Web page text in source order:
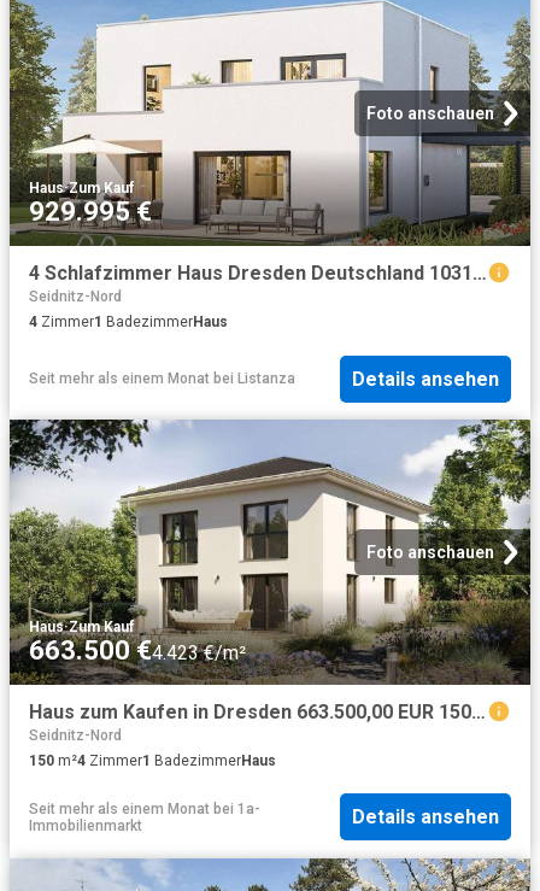
Foto anschauen
Haus·Zum Kauf
929.995 €
4 Schlafzimmer Haus Dresden Deutschland 103180700
Seidnitz-Nord
4 Zimmer1 BadezimmerHaus
Seit mehr als einem Monat bei Listanza Details ansehen
Foto anschauen
Haus·Zum Kauf
663.500 €4.423 €/m²
Haus zum Kaufen in Dresden 663.500,00 EUR 150 m²
Seidnitz-Nord
150 m²4 Zimmer1 BadezimmerHaus
Seit mehr als einem Monat bei 1a-
Immobilienmarkt
Details ansehen